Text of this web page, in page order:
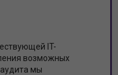
IT-
возможных
мы